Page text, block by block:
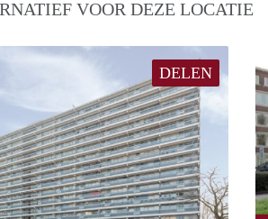
VOOR DEZE LOCATIE
DELEN